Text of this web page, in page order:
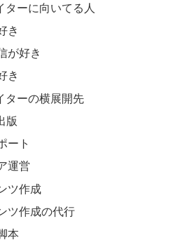
ーに向いてる人
き
が好き
き
ーの横展開先
版
ート
運営
ツ作成
ツ作成の代行
本